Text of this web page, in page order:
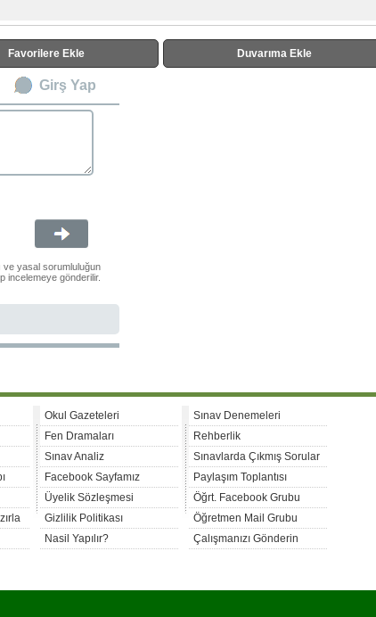
Favorilere Ekle Duvarıma Ekle
Girş Yap
ve yasal sorumluluğun
incelemeye gönderilir.
Okul Gazeteleri
Fen Dramaları
Sınav Analiz
Facebook Sayfamız
Üyelik Sözleşmesi
Gizlilik Politikası
Nasil Yapılır?
Sınav Denemeleri
Rehberlik
Sınavlarda Çıkmış Sorular
Paylaşım Toplantısı
Öğrt. Facebook Grubu
Öğretmen Mail Grubu
Çalışmanızı Gönderin